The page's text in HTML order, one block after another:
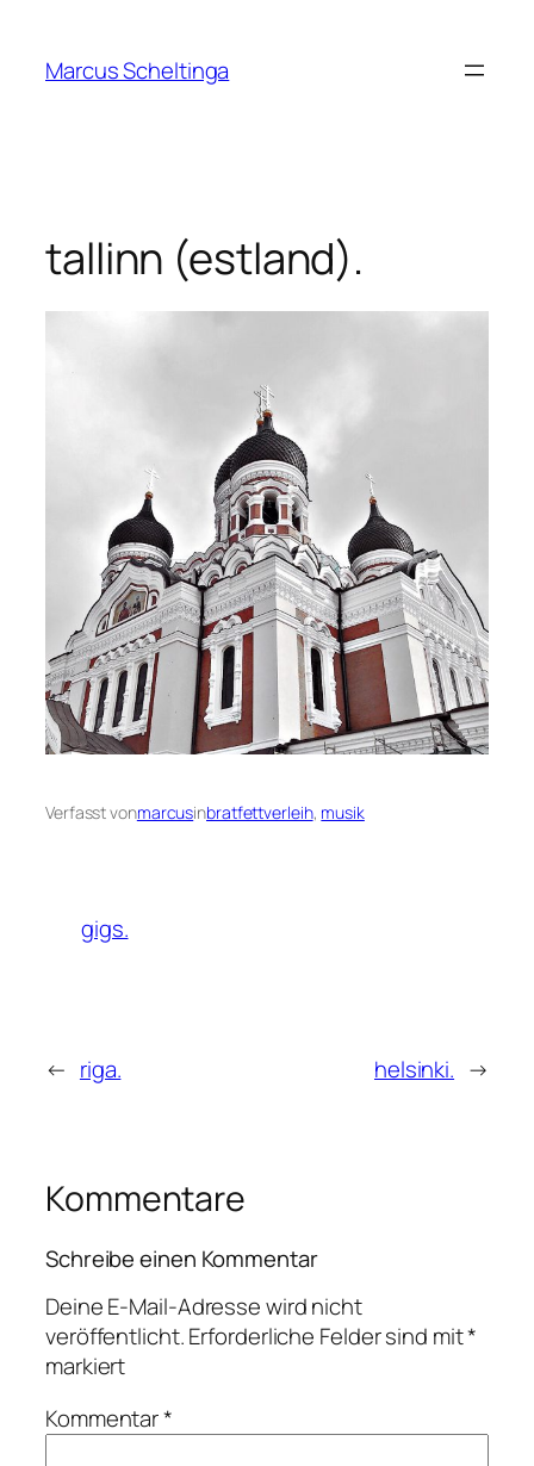
springen
Marcus Scheltinga
tallinn (estland).
Verfasst vonmarcusinbratfettverleih, musik
gigs.
← riga. helsinki. →
Kommentare
Schreibe einen Kommentar
Deine E-Mail-Adresse wird nicht
veröffentlicht.Erforderliche Felder sind mit*
markiert
Kommentar*